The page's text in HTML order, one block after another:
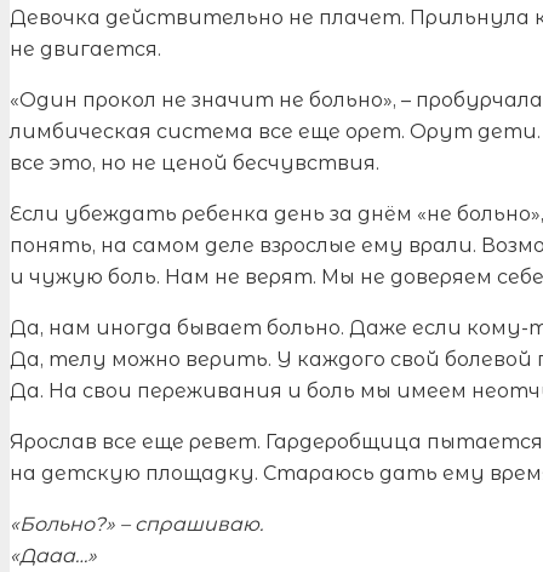
Девочка действительно не плачет.
не двигается.
«Один прокол не значит не больно», –
лимбическая система все еще орет. Орут
все это, но не ценой бесчувствия.
Если убеждать ребенка день за днём «не
понять, на самом деле взрослые ему врали.
и чужую боль. Нам не верят. Мы не доверяем
Да, нам иногда бывает больно. Даже если
Да, телу можно верить. У каждого свой болевой
Да. На свои переживания и боль мы имеем
Ярослав все еще ревет. Гардеробщица
на детскую площадку. Стараюсь дать ему
«Больно?» – спрашиваю.
«Дааа…»